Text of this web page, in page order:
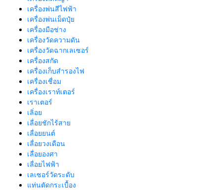
เครื่องพ่นสีไฟฟ้า
เครื่องพ่นเม็ดปุ๋ย
เครื่องมือช่าง
เครื่องวัดความดัน
เครื่องวัดฉากเลเซอร์
เครื่องสกัด
เครื่องเก็บสํารองไฟ
เครื่องเชื่อม
เครื่องเราท์เตอร์
เราเตอร์
เลิ่อย
เลื่อยชักไร้สาย
เลื่อยยนต์
เลื่อยวงเดือน
เลื่อยองศา
เลื่อยไฟฟ้า
เลเซอร์วัดระดับ
แท่นตัดกระเบื้อง